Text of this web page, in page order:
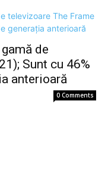
de
Sunt cu 46%
anterioară
0 Comments